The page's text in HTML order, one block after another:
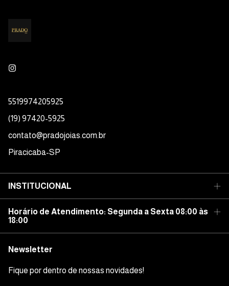
5519974205925
(19) 97420-5925
contato@pradojoias.com.br
Piracicaba-SP
INSTITUCIONAL
Horário de Atendimento: Segunda a Sexta 08:00 às
18:00
Newsletter
Fique por dentro de nossas novidades!